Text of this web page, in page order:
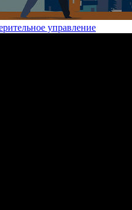
управление